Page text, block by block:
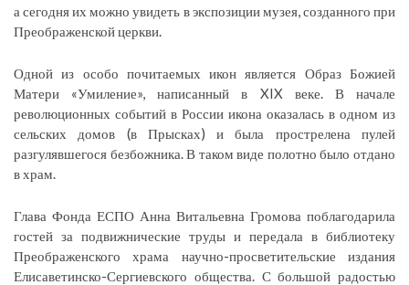
а сегодня их можно увидеть в экспозиции музея, созданного при
Преображенской церкви.
Одной из особо почитаемых икон является Образ Божией
Матери «Умиление», написанный в XIX веке. В начале
революционных событий в России икона оказалась в одном из
сельских домов (в Прысках) и была прострелена пулей
разгулявшегося безбожника. В таком виде полотно было отдано
в храм.
Глава Фонда ЕСПО Анна Витальевна Громова поблагодарила
гостей за подвижнические труды и передала в библиотеку
Преображенского храма научно-просветительские издания
Елисаветинско-Сергиевского общества. С большой радостью